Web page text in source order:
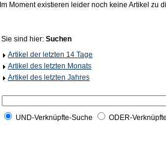
Im Moment existieren leider noch keine Artikel zu
Sie sind hier: Suchen
Artikel der letzten 14 Tage
Artikel des letzten Monats
Artikel des letzten Jahres
UND-Verknüpfte-Suche ODER-